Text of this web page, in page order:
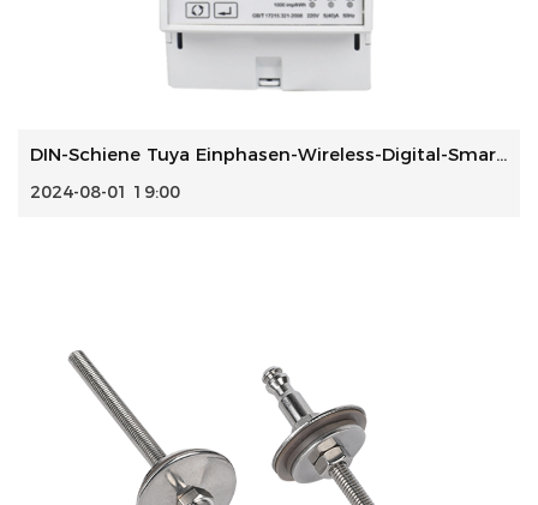
DIN-Schiene Tuya Einphasen-Wireless-Digital-Smart-Energiez...
2024-08-01 19:00